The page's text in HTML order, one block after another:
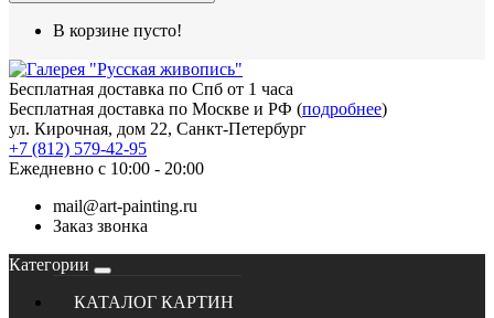
В корзине пусто!
Бесплатная доставка по Спб от 1 часа
Бесплатная доставка по Москве и РФ (подробнее)
ул. Кирочная, дом 22, Санкт-Петербург
+7 (812) 579-42-95
Ежедневно с 10:00 - 20:00
mail@art-painting.ru
Заказ звонка
Категории
КАТАЛОГ КАРТИН